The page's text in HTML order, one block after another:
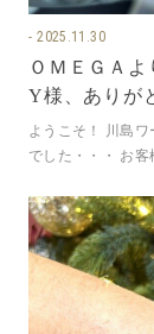
2025.11.30
ＯＭＥＧＡ
Y様、ありが
ようこそ！ 川島ワ
でした・・・ お客